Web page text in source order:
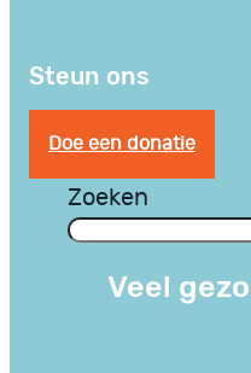
Steun ons
Doe een donatie
Zoeken
Veel